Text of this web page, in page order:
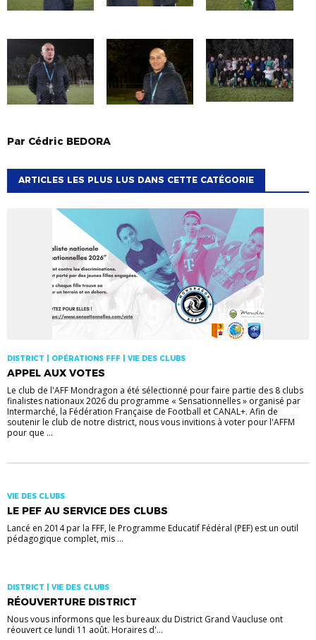
Par Cédric BEDORA
ARTICLES LES PLUS LUS DANS CETTE CATÉGORIE
DISTRICT | OPÉRATIONS FFF | VIE DES CLUBS
APPEL AUX VOTES
Le club de l'AFF Mondragon a été sélectionné pour faire partie des 8 clubs
finalistes nationaux 2026 du programme « Sensationnelles » organisé par
Intermarché, la Fédération Française de Football et CANAL+. Afin de
soutenir le club de notre district, nous vous invitions à voter pour l'AFFM
pour que ...
VIE DES CLUBS
LE PEF AU SERVICE DES CLUBS
Lancé en 2014 par la FFF, le Programme Educatif Fédéral (PEF) est un outil
pédagogique complet, mis ...
DISTRICT | VIE DES CLUBS
RÉOUVERTURE DISTRICT
Nous vous informons que les bureaux du District Grand Vaucluse ont
réouvert ce lundi 11 août. Horaires d'...